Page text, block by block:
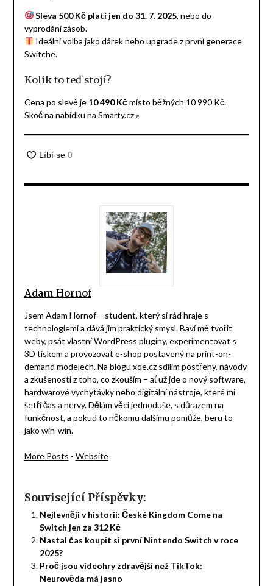
Sleva 500 Kč platí jen do 31. 7. 2025, nebo do
vyprodání zásob.
Ideální volba jako dárek nebo upgrade z první generace
Switche.
Kolik to teď stojí?
Cena po slevě je 10 490 Kčmísto běžných 10 990 Kč.
Skoč na nabídku na Smarty.cz »
Adam Hornof
Jsem Adam Hornof – student, který si rád hraje s
technologiemi a dává jim praktický smysl. Baví mě tvořit
weby, psát vlastní WordPress pluginy, experimentovat s
3D tiskem a provozovat e-shop postavený na print-on-
demand modelech. Na blogu xqe.cz sdílím postřehy, návody
a zkušenosti z toho, co zkouším – ať už jde o nový software,
hardwarové vychytávky nebo digitální nástroje, které mi
šetří čas a nervy. Dělám věci jednoduše, s důrazem na
funkčnost, a pokud to někomu dalšímu pomůže, beru to
jako win-win.
More Posts - Website
Související Příspěvky:
Nejlevněji v historii: České Kingdom Come na
Switch jen za 312 Kč
Nastal čas koupit si první Nintendo Switch v roce
2025?
Proč jsou videohry zdravější než TikTok:
Neurověda má jasno